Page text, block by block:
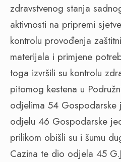
zdravstvenog stanja
aktivnosti na pripremi
kontrolu provođenja
materijala i primjene
toga izvršili su kontrolu
pitomog kestena u
odjelima 54 Gospodarske
odjelu 46 Gospodarske
prilikom obišli su i šumu
Cazina te dio odjela 45